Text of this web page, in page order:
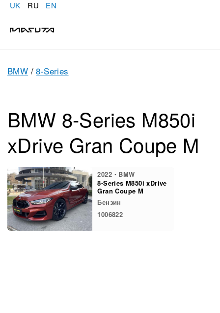
UK RU EN
BMW / 8-Series
BMW 8-Series M850i
xDrive Gran Coupe M
2022・BMW
8-Series M850i xDrive
Gran Coupe M
Бензин
1006822